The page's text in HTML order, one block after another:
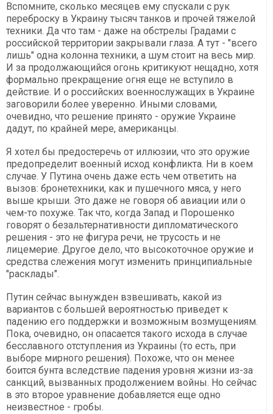
Вспомните, сколько месяцев ему спускали с рук
переброску в Украину тысяч танков и прочей тяжелой
техники. Да что там - даже на обстрелы Градами с
российской территории закрывали глаза. А тут - "всего
лишь" одна колонна техники, а шум стоит на весь мир.
И за продолжающийся огонь критикуют нещадно, хотя
формально прекращение огня еще не вступило в
действие. И о российских военнослужащих в Украине
заговорили более уверенно. Иными словами,
очевидно, что решение принято - оружие Украине
дадут, по крайней мере, американцы.
Я хотел бы предостеречь от иллюзии, что это оружие
предопределит военный исход конфликта. Ни в коем
случае. У Путина очень даже есть чем ответить на
вызов: бронетехники, как и пушечного мяса, у него
выше крыши. Это даже не говоря об авиации или о
чем-то похуже. Так что, когда Запад и Порошенко
говорят о безальтернативности дипломатического
решения - это не фигура речи, не трусость и не
лицемерие. Другое дело, что высокоточное оружие и
средства слежения могут изменить принципиальные
"расклады".
Путин сейчас вынужден взвешивать, какой из
вариантов с большей вероятностью приведет к
падению его поддержки и возможным возмущениям.
Пока, очевидно, он опасается такого исхода в случае
бесславного отступления из Украины (то есть, при
выборе мирного решения). Похоже, что он менее
боится бунта вследствие падения уровня жизни из-за
санкций, вызванных продолжением войны. Но сейчас
в это второе уравнение добавляется еще одно
неизвестное - гробы.